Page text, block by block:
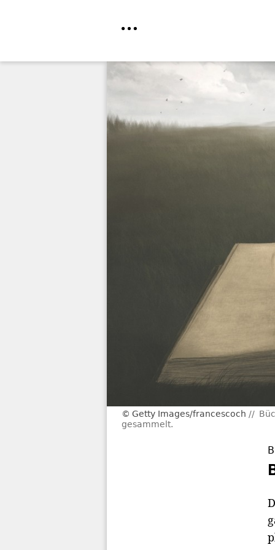
Getty Images/francescoch
gesammelt.